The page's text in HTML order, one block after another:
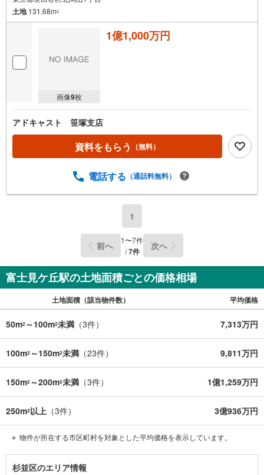
土地131.68m2
画像9枚
1億1,000万円
アドキャスト 笹塚支店
資料をもらう （無料）
電話する （通話料無料）
1
前へ 1〜7件
/7件 次へ
富士見ケ丘駅の土地面積ごとの価格相場
土地面積（該当物件数） 平均価格
50m2 ～100m2未満 （3件） 7,313万円
100m2 ～150m2未満 （23件） 9,811万円
150m2 ～200m2未満 （3件） 1億1,259万円
250m2以上 （3件） 3億936万円
物件が所在する市区町村を対象とした平均価格を表示しています。
杉
杉並区のエリア情報